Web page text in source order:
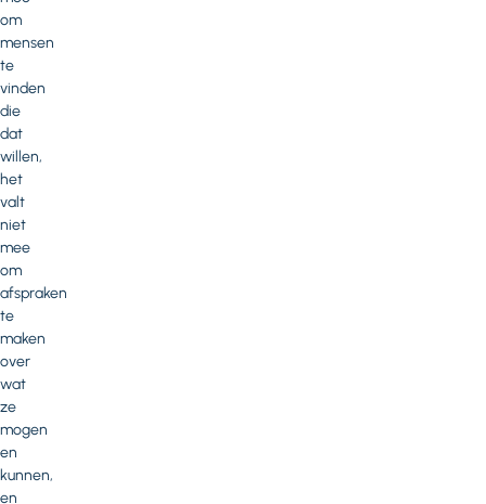
om
mensen
te
vinden
die
dat
willen,
het
valt
niet
mee
om
afspraken
te
maken
over
wat
ze
mogen
en
kunnen,
en